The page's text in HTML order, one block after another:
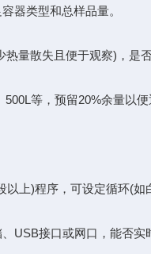
类型和总样品量。
量散失且便于观察)，是
等，预留20%余量以便
上)程序，可设定循环(如
接口或网口，能否实